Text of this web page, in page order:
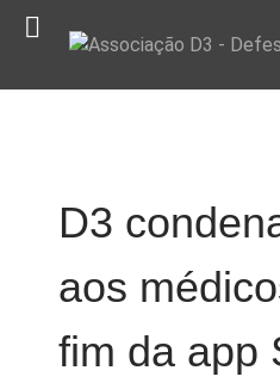
D3
aos
fim da app